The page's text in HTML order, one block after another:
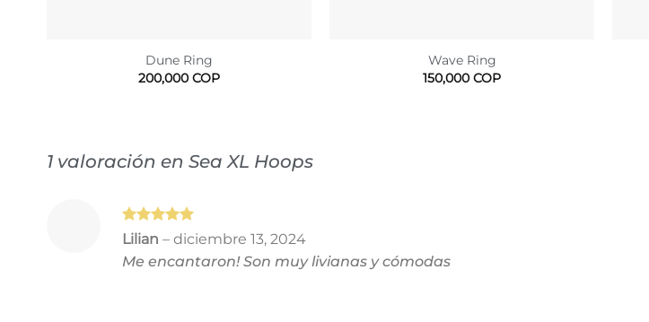
Dune Ring
200,000COP
Wave Ring
150,000COP
1 valoración en Sea XL Hoops
Valorado
Lilian – diciembre 13, 2024
Me encantaron! Son muy livianas y cómodas